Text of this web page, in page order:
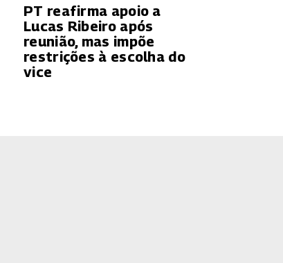
PT reafirma apoio a
Lucas Ribeiro após
reunião, mas impõe
restrições à escolha do
vice